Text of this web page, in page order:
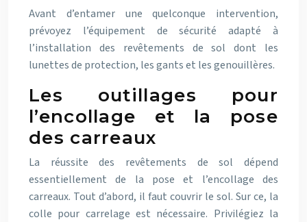
Avant d’entamer une quelconque intervention,
prévoyez l’équipement de sécurité adapté à
l’installation des revêtements de sol dont les
lunettes de protection, les gants et les genouillères.
Les outillages pour
l’encollage et la pose
des carreaux
La réussite des revêtements de sol dépend
essentiellement de la pose et l’encollage des
carreaux. Tout d’abord, il faut couvrir le sol. Sur ce, la
colle pour carrelage est nécessaire. Privilégiez la